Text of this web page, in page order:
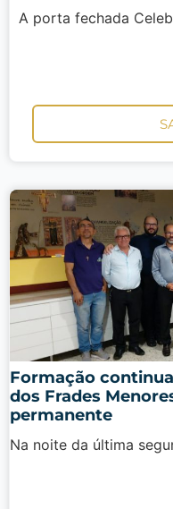
A porta fechada
Formação
dos Frades
permanente
Na noite da última